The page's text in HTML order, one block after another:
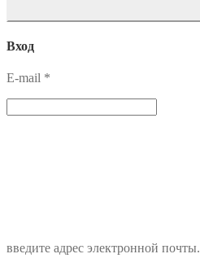
Вход
E-mail *
введите адрес электронной почты.